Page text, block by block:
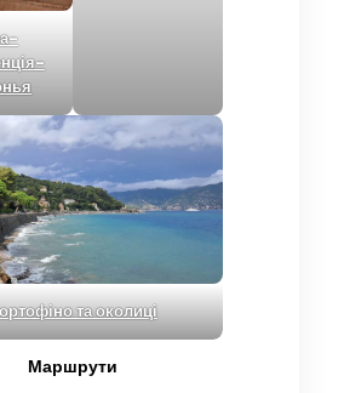
та околиці
Маршрути